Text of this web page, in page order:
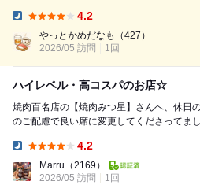
4.2
やっとかめだなも
（427）
2026/05 訪問
1回
ハイレベル・高コスパのお店☆
焼肉百名店の【焼肉みつ星】さんへ、休日の
のご配慮で良い席に変更してくださってました。感謝
4.2
Marru （2169）
2026/05 訪問
1回